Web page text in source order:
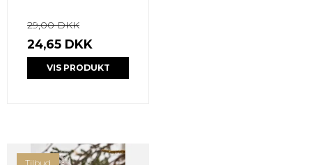
29,00 DKK
24,65 DKK
VIS PRODUKT
Tilbud